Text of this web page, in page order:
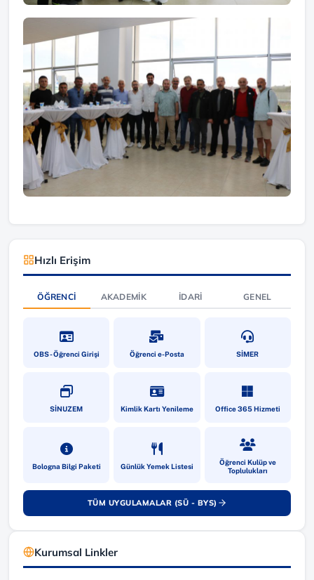
Hızlı Erişim
ÖĞRENCI AKADEMIK İDARI GENEL
OBS - Öğrenci Girişi(yeni sekmede açılır)Öğrenci e-Posta(yeni sekmede açılır)SİMER(yeni sekmede
SİNUZEM(yeni sekmede açılır)Kimlik Kartı Yenileme(yeni sekmede açılır)Office 365 Hizmeti
(yeni sekmede
Bologna Bilgi Paketi(yeni sekmede açılır)Günlük Yemek Listesi(yeni sekmede açılır)Öğrenci Kulüp ve
Toplulukları
(yeni sekmede
TÜM UYGULAMALAR (SÜ - BYS)
(yeni sekmede açılır)
Kurumsal Linkler